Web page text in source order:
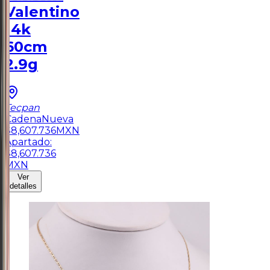
Valentino
14k
60cm
2.9g
Tecpan
Cadena Nueva
$8,607.736MXN
Apartado:
$8,607.736
MXN
Ver
detalles